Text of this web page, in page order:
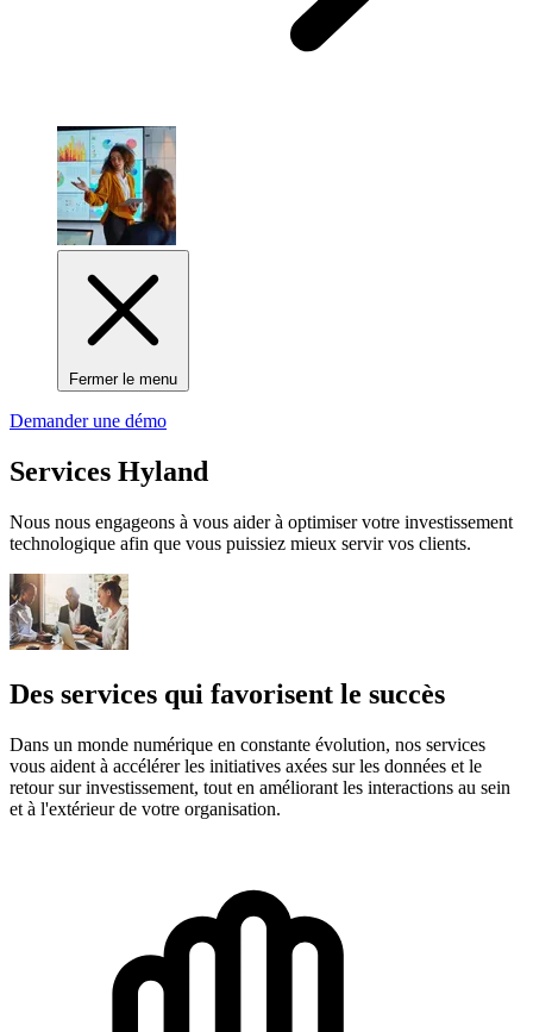
Fermer le menu
Demander une démo
Services Hyland
Nous nous engageons à vous aider à optimiser votre investissement
technologique afin que vous puissiez mieux servir vos clients.
Des services qui favorisent le succès
Dans un monde numérique en constante évolution, nos services
vous aident à accélérer les initiatives axées sur les données et le
retour sur investissement, tout en améliorant les interactions au sein
et à l'extérieur de votre organisation.